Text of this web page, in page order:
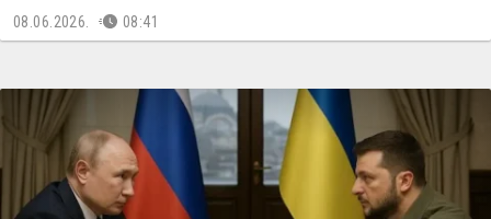
08.06.2026. 08:41